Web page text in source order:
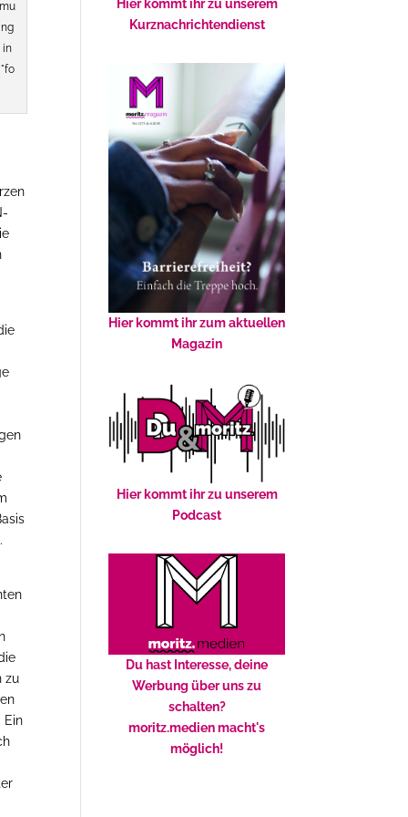
mu
ng
in
"fo
zu
Ein
Hier kommt ihr zu unserem
Kurznachrichtendienst
Hier kommt ihr zum aktuellen
Magazin
Hier kommt ihr zu unserem
Podcast
Du hast Interesse, deine
Werbung über uns zu
schalten?
moritz.medien macht's
möglich!